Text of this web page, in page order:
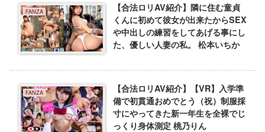
FANZA
【合法ロリAV紹介】隣に住む童貞
くんに初めて彼女が出来たからSEX
や中出しの練習をしてあげる事にし
た、優しい人妻の私。 松本いちか
FANZA
【合法ロリAV紹介】【VR】入学準
備で初貫通おめでとう（祝）制服採
寸にやってきた新一年生を全裸でじ
っくり身体測定 桃乃りん